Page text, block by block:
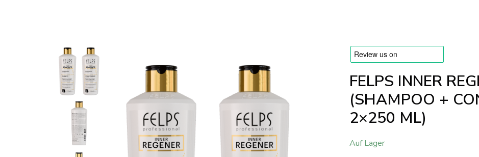
FELPS INNER
(SHAMPOO +
2×250 ML)
Auf Lager